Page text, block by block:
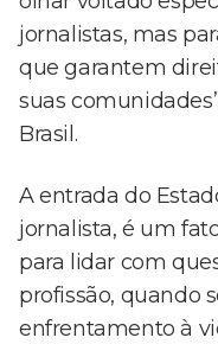
jornalistas, mas
que garantem
suas
Brasil.
A entrada do
jornalista, é um
para lidar com
profissão, quando
enfrentamento à